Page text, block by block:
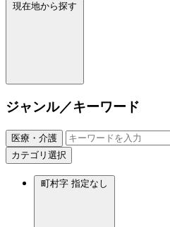
現在地から探す
ジャンル／キーワード
医療・介護
カテゴリ選択
町村字 指定なし